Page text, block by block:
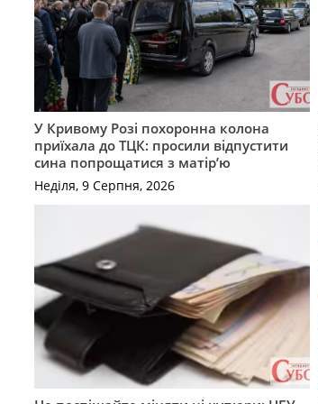
У Кривому Розі похоронна колона
приїхала до ТЦК: просили відпустити
сина попрощатися з матір’ю
Неділя, 9 Серпня, 2026